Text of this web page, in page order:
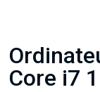
Core i7